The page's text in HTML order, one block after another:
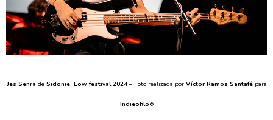
Jes Senra de Sidonie, Low festival 2024– Foto realizada por Víctor Ramos Santafépara
Indieofilo©